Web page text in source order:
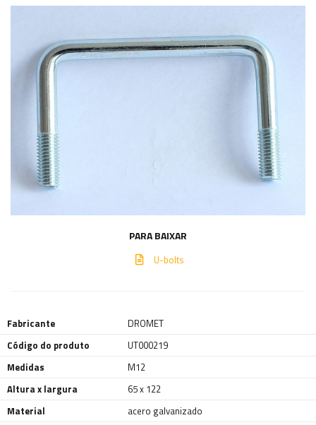
PARA BAIXAR
U-bolts
Fabricante
DROMET
Código do produto
UT000219
Medidas
M12
Altura x largura
65 x 122
Material
acero galvanizado